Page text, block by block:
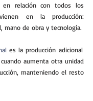
en relación con todos los
en la producción:
mano de obra y tecnología.
es la producción adicional
aumenta otra unidad
manteniendo el resto